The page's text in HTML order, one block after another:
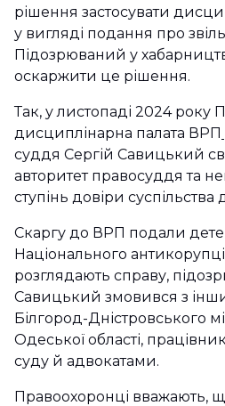
рішення застосувати
у вигляді подання про
Підозрюваний у
оскаржити це рішення.
Так, у листопаді 2024 року
дисциплінарна палата ВРП
суддя Сергій Савицький
авторитет правосуддя та
ступінь довіри
Скаргу до ВРП подали
Національного
розглядають справу,
Савицький змовився з
Білгород-Дністровського
Одеської області,
суду й адвокатами.
Правоохоронці вважають,